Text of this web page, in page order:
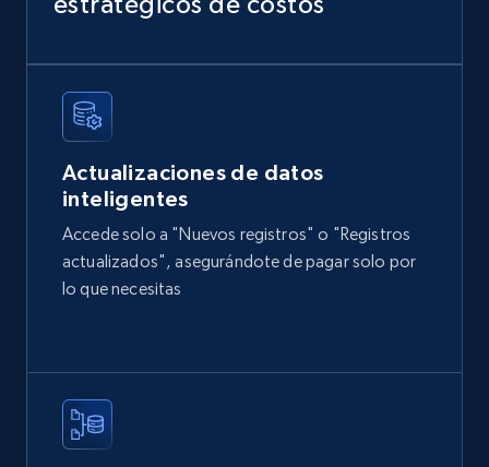
Sku, Product id, Product name, Manufacturer,
eCommerce
2.1K+ 355+ Buy Now
Amazon products global dataset
eCommerce
Actualizaciones de datos
inteligentes
Accede solo a "Nuevos registros" o "Registros
actualizados", asegurándote de pagar solo por
lo que necesitas